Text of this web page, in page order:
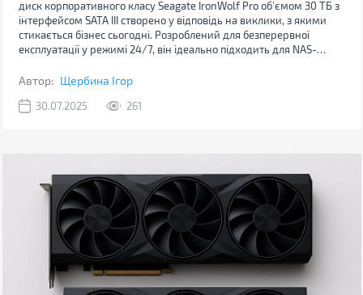
диск корпоративного класу Seagate IronWolf Pro об’ємом 30 ТБ з
інтерфейсом SATA III створено у відповідь на виклики, з якими
стикається бізнес сьогодні. Розроблений для безперервної
експлуатації у режимі 24/7, він ідеально підходить для NAS-
RAID-масивів.
Автор: Щербина Ігор
30.07.2025 261